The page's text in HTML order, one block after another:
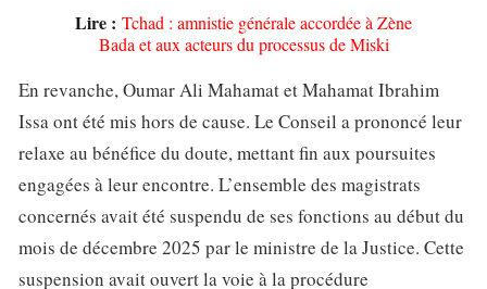
Lire : Tchad : amnistie générale accordée à Zène
Bada et aux acteurs du processus de Miski
En revanche, Oumar Ali Mahamat et Mahamat Ibrahim
Issa ont été mis hors de cause. Le Conseil a prononcé leur
relaxe au bénéfice du doute, mettant fin aux poursuites
engagées à leur encontre. L’ensemble des magistrats
concernés avait été suspendu de ses fonctions au début du
mois de décembre 2025 par le ministre de la Justice. Cette
suspension avait ouvert la voie à la procédure